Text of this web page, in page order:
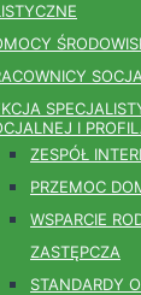
I
ZESPÓŁ
PRZEMOC
WSPARCIE
ZASTĘPCZA
STANDARDY